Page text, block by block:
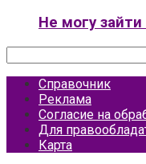
Не могу
Справочник
Реклама
Согласие на
Для
Карта